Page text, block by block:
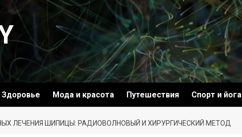
Здоровье Мода и красота Путешествия Спорт и йога
ЛЕЧЕНИЯ ШИПИЦЫ: РАДИОВОЛНОВЫЙ И ХИРУРГИЧЕСКИЙ МЕТОД